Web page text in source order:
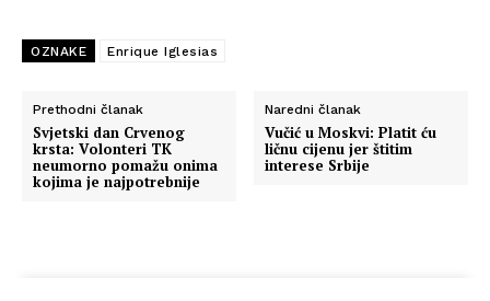
Info
OZNAKE Enrique Iglesias
Prethodni članak
Svjetski dan Crvenog
krsta: Volonteri TK
neumorno pomažu onima
kojima je najpotrebnije
Naredni članak
Vučić u Moskvi: Platit ću
ličnu cijenu jer štitim
interese Srbije